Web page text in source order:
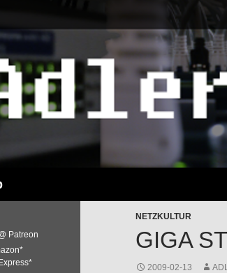
NETZKULTUR
GIGA
2009-02-13
Patreon